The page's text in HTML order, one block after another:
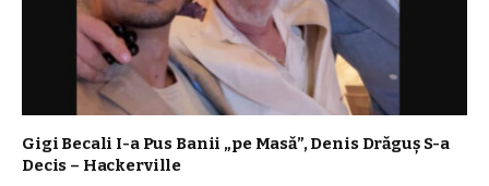
Gigi Becali I-a Pus Banii „pe Masă”, Denis Drăguș S-a
Decis – Hackerville